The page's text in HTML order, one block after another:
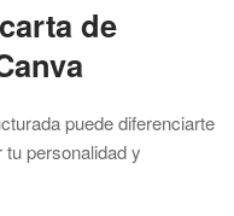
de
puede diferenciarte
personalidad y